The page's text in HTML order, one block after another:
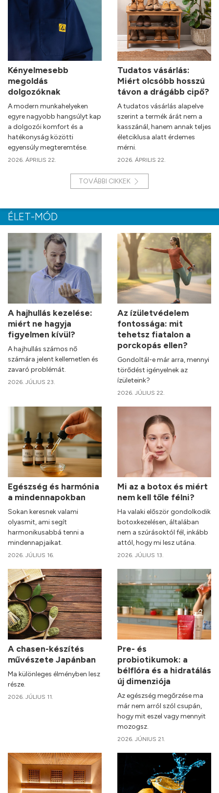
Kényelmesebb
megoldás
dolgozóknak
A modern munkahelyeken
egyre nagyobb hangsúlyt kap
a dolgozói komfort és a
hatékonyság közötti
egyensúly megteremtése.
2026. ÁPRILIS 22.
Tudatos vásárlás:
Miért olcsóbb hosszú
távon a drágább cipő?
A tudatos vásárlás alapelve
szerint a termék árát nem a
kasszánál, hanem annak teljes
életciklusa alatt érdemes
mérni.
2026. ÁPRILIS 22.
TOVÁBBI CIKKEK
ÉLET-MÓD
A hajhullás kezelése:
miért ne hagyja
figyelmen kívül?
A hajhullás számos nő
számára jelent kellemetlen és
zavaró problémát.
2026. JÚLIUS 23.
Az ízületvédelem
fontossága: mit
tehetsz fiatalon a
porckopás ellen?
Gondoltál-e már arra, mennyi
törődést igényelnek az
ízületeink?
2026. JÚLIUS 22.
Egészség és harmónia
a mindennapokban
Sokan keresnek valami
olyasmit, ami segít
harmonikusabbá tenni a
mindennapjaikat.
2026. JÚLIUS 16.
Mi az a botox és miért
nem kell tőle félni?
Ha valaki először gondolkodik
botoxkezelésen, általában
nem a szúrásoktól fél, inkább
attól, hogy mi lesz utána.
2026. JÚLIUS 13.
A chasen-készítés
művészete Japánban
Ma különleges élményben lesz
része.
2026. JÚLIUS 11.
Pre- és
probiotikumok: a
bélflóra és a hidratálás
új dimenziója
Az egészség megőrzése ma
már nem arról szól csupán,
hogy mit eszel vagy mennyit
mozogsz.
2026. JÚNIUS 21.